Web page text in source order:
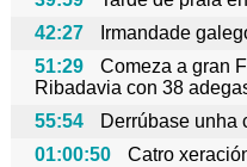
42:27
Irmandade
51:29
Comeza a gran
Ribadavia con 38
55:54
Derrúbase unha
01:00:50
Catro